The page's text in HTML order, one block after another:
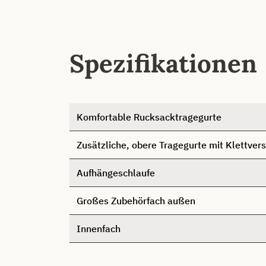
Spezifikationen
Komfortable Rucksacktragegurte
Zusätzliche, obere Tragegurte mit
Aufhängeschlaufe
Großes Zubehörfach außen
Innenfach